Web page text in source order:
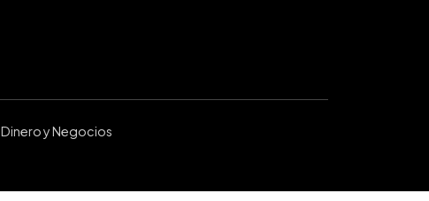
Dinero y Negocios